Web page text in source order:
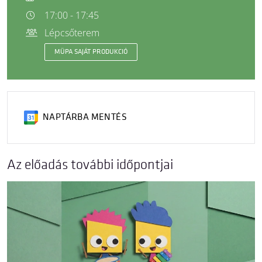
17:00 - 17:45
Lépcsőterem
MÜPA SAJÁT PRODUKCIÓ
NAPTÁRBA MENTÉS
Az előadás további időpontjai